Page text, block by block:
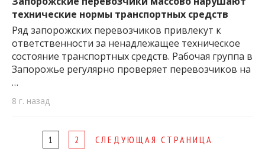
технические нормы транспортных средств
Ряд запорожских перевозчиков привлекут к
ответственности за ненадлежащее техническое
состояние транспортных средств. Рабочая группа в
Запорожье регулярно проверяет перевозчиков на
…
8 г. назад
1 2 СЛЕДУЮЩАЯ СТРАНИЦА